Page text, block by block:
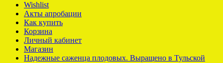
Wishlist
Акты апробации
Как купить
Корзина
Личный кабинет
Магазин
Надежные саженца плодовых. Выращено в Тульской